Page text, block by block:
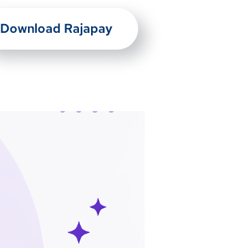
Download Rajapay